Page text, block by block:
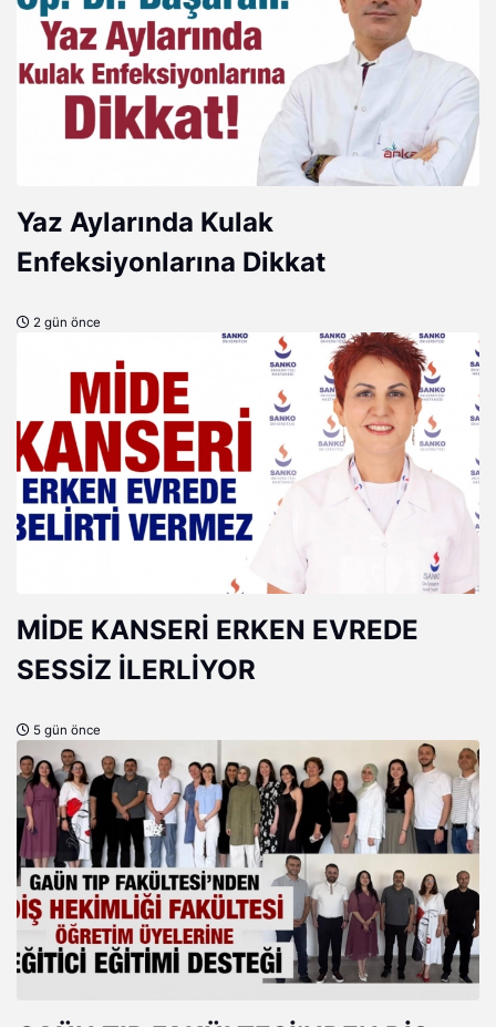
Yaz Aylarında Kulak
Enfeksiyonlarına Dikkat
2 gün önce
MİDE KANSERİ ERKEN EVREDE
SESSİZ İLERLİYOR
5 gün önce